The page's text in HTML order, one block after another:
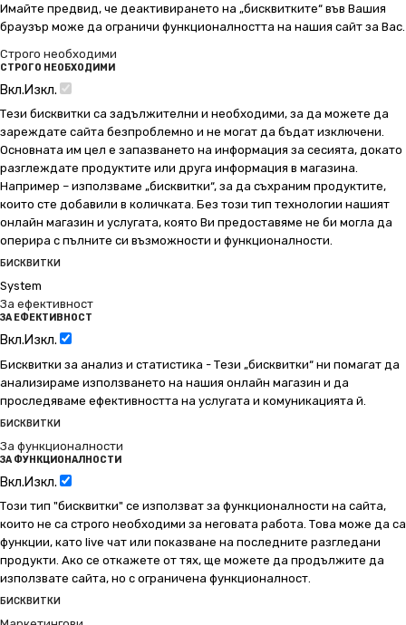
Имайте предвид, че деактивирането на „бисквитките“ във Вашия
браузър може да ограничи функционалността на нашия сайт за Вас.
Строго необходими
СТРОГО НЕОБХОДИМИ
Вкл.Изкл.
Тези бисквитки са задължителни и необходими, за да можете да
зареждате сайта безпроблемно и не могат да бъдат изключени.
Основната им цел е запазването на информация за сесията, докато
разглеждате продуктите или друга информация в магазина.
Например – използваме „бисквитки“, за да съхраним продуктите,
които сте добавили в количката. Без този тип технологии нашият
онлайн магазин и услугата, която Ви предоставяме не би могла да
оперира с пълните си възможности и функционалности.
БИСКВИТКИ
System
За ефективност
ЗА ЕФЕКТИВНОСТ
Вкл.Изкл.
Бисквитки за анализ и статистика - Тези „бисквитки“ ни помагат да
анализираме използването на нашия онлайн магазин и да
проследяваме ефективността на услугата и комуникацията й.
БИСКВИТКИ
За функционалности
ЗА ФУНКЦИОНАЛНОСТИ
Вкл.Изкл.
Този тип "бисквитки" се използват за функционалности на сайта,
които не са строго необходими за неговата работа. Това може да са
функции, като live чат или показване на последните разгледани
продукти. Ако се откажете от тях, ще можете да продължите да
използвате сайта, но с ограничена функционалност.
БИСКВИТКИ